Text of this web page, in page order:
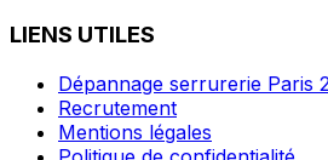
LIENS UTILES
Dépannage serrurerie Paris
Recrutement
Mentions légales